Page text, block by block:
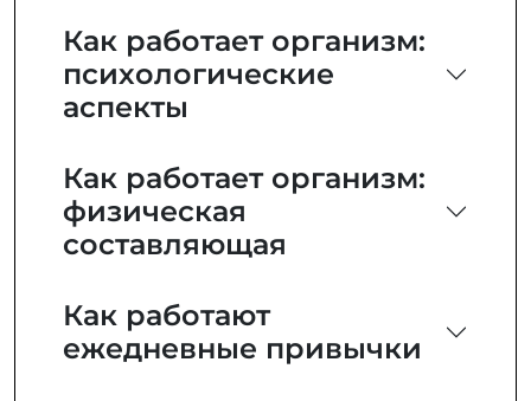
Как работает организм:
психологические
аспекты
Как работает организм:
физическая
составляющая
Как работают
ежедневные привычки